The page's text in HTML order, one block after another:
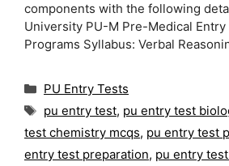
components with the following
University PU-M Pre-Medical Entry
Programs Syllabus: Verbal
Categories
PU Entry Tests
Tags
pu entry test, pu entry test
test chemistry mcqs, pu entry test
entry test preparation, pu entry